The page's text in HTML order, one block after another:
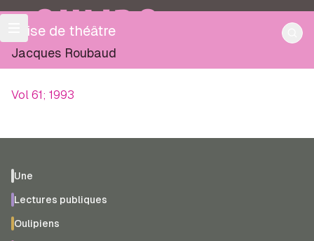
OULIPO
Crise de théâtre
Jacques Roubaud
Vol 61; 1993
Une
Lectures publiques
Oulipiens